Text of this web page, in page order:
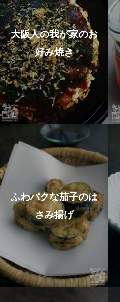
大阪人の我が家のお
好み焼き
ふわパクな茄子のは
さみ揚げ